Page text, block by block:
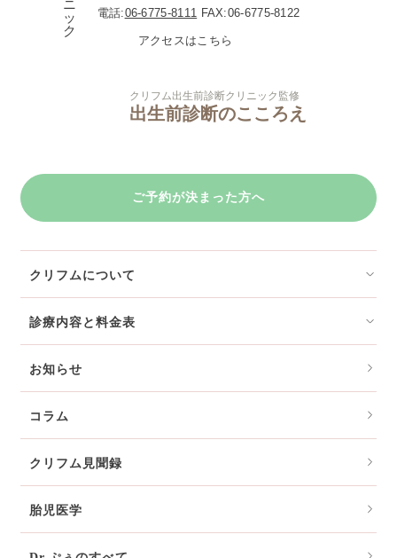
電話:06-6775-8111 FAX:06-6775-8122
アクセスはこちら
クリフム出生前診断クリニック監修
出生前診断のこころえ
ご予約が決まった方へ
クリフムについて
診療内容と料金表
お知らせ
コラム
クリフム見聞録
胎児医学